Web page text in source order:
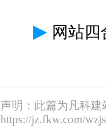
▶ 网站四
声明：此篇为凡科
https://jz.fkw.com/